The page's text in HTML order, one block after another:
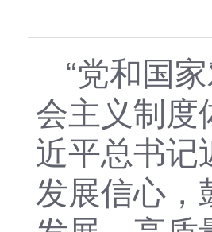
“党和国
会主义制度
近平总书记
发展信心，